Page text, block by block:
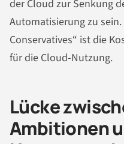
der Cloud zur Senkung
Automatisierung zu sein.
Conservatives“ ist die
für die Cloud-Nutzung.
Lücke
Ambitionen